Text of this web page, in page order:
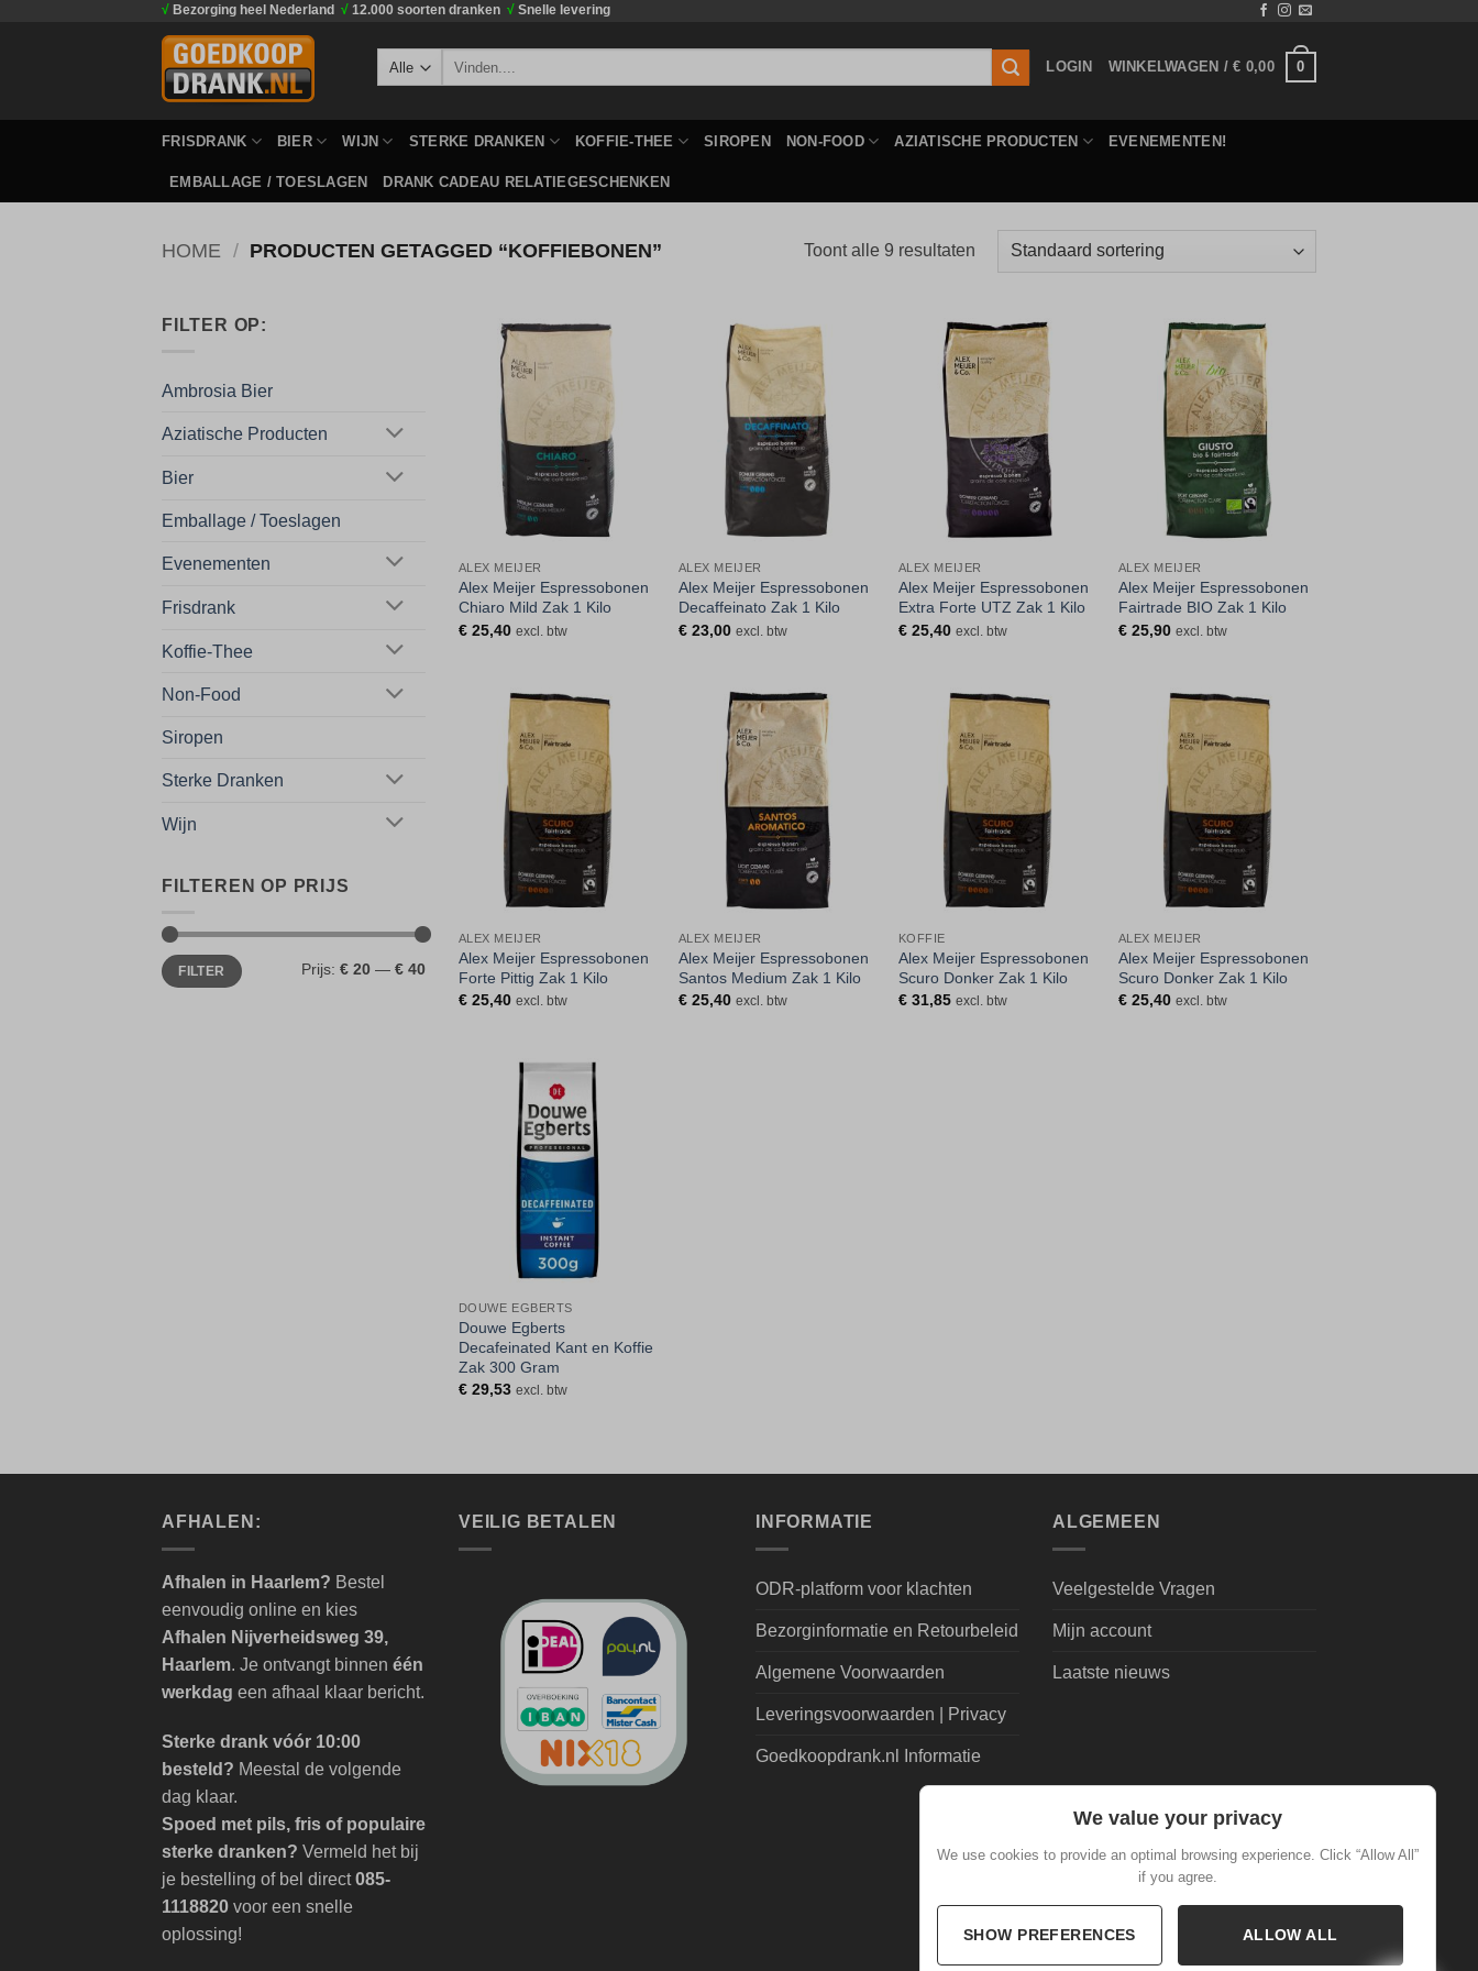
√ Bezorging heel Nederland √ 12.000 soorten dranken √ Snelle levering
LOGIN WINKELWAGEN /€ 0,00 0
FRISDRANK BIER WIJN STERKE DRANKEN KOFFIE-THEE SIROPEN NON-FOOD AZIATISCHE PRODUCTEN EVENEMENTEN!
EMBALLAGE / TOESLAGEN DRANK CADEAU RELATIEGESCHENKEN
HOME / PRODUCTEN GETAGGED “KOFFIEBONEN” Toont alle 9 resultaten
FILTER OP:
Ambrosia Bier
Aziatische Producten
Bier
Emballage / Toeslagen
Evenementen
Frisdrank
Koffie-Thee
Non-Food
Siropen
Sterke Dranken
Wijn
FILTEREN OP PRIJS
Min.
prijs
Max.
prijsFILTER Prijs: € 20 — € 40
aan
ALEX MEIJER
Alex Meijer Espressobonen
Chiaro Mild Zak 1 Kilo
€25,40 excl. btw
Toevoegen
ALEX MEIJER
Alex Meijer Espressobonen
Decaffeinato Zak 1 Kilo
€23,00 excl. btw
Toevoegen
aan
verlanglijst
ALEX MEIJER
Alex Meijer Espressobonen
Extra Forte UTZ Zak 1 Kilo
€25,40 excl. btw
Toevoegen
aan
verlanglijst
ALEX MEIJER
Alex Meijer Espressobonen
Fairtrade BIO Zak 1 Kilo
€25,90 excl. btw
aan
verlanglijst
ALEX MEIJER
Alex Meijer Espressobonen
Forte Pittig Zak 1 Kilo
€25,40 excl. btw
Toevoegen
aan
verlanglijst
ALEX MEIJER
Alex Meijer Espressobonen
Santos Medium Zak 1 Kilo
€25,40 excl. btw
aan
verlanglijst
KOFFIE
Alex Meijer Espressobonen
Scuro Donker Zak 1 Kilo
€31,85 excl. btw
aan
verlanglijst
ALEX MEIJER
Alex Meijer Espressobonen
Scuro Donker Zak 1 Kilo
€25,40 excl. btw
Toevoegen
aan
verlanglijst
DOUWE EGBERTS
Douwe Egberts
Decafeinated Kant en Koffie
Zak 300 Gram
€29,53 excl. btw
AFHALEN:
Afhalen in Haarlem? Bestel
eenvoudig online en kies
Afhalen Nijverheidsweg 39,
Haarlem. Je ontvangt binnen één
werkdag een afhaal klaar bericht.
Sterke drank vóór 10:00
besteld? Meestal de volgende
dag klaar.
Spoed met pils, fris of populaire
sterke dranken? Vermeld het bij
je bestelling of bel direct085-
1118820 voor een snelle
oplossing!
VEILIG BETALEN INFORMATIE
ODR-platform voor klachten
Bezorginformatie en Retourbeleid
Algemene Voorwaarden
Leveringsvoorwaarden | Privacy
Goedkoopdrank.nl Informatie
ALGEMEEN
Veelgestelde Vragen
Mijn account
Laatste nieuws
We value your privacy
We use cookies to provide an optimal browsing experience. Click “Allow All”
if you agree.
SHOW PREFERENCES ALLOW ALL